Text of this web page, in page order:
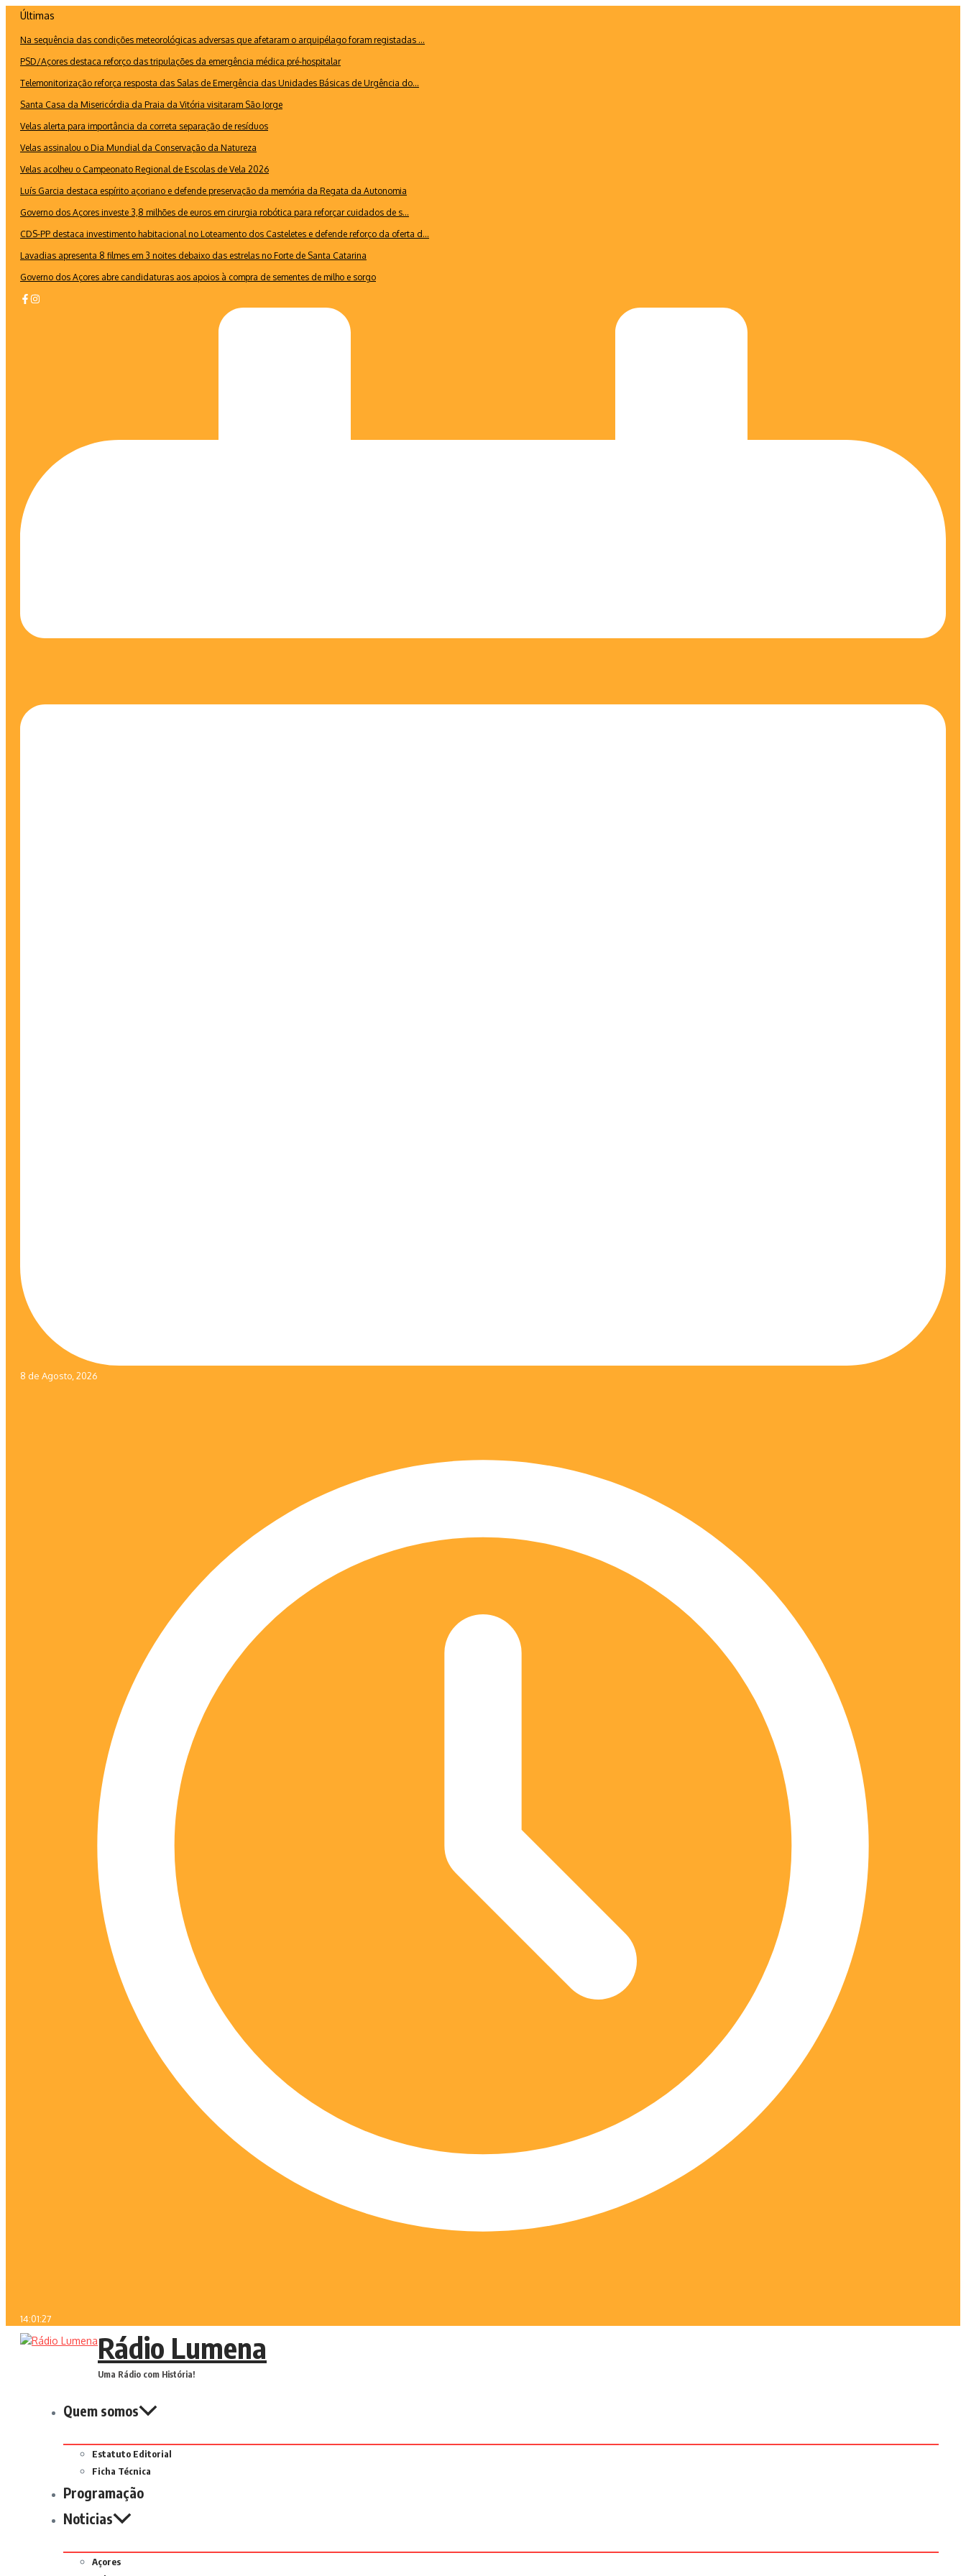
conteúdo
Últimas
Na sequência das condições meteorológicas adversas que afetaram o arquipélago foram registadas ...
PSD/Açores destaca reforço das tripulações da emergência médica pré-hospitalar
Telemonitorização reforça resposta das Salas de Emergência das Unidades Básicas de Urgência do...
Santa Casa da Misericórdia da Praia da Vitória visitaram São Jorge
Velas alerta para importância da correta separação de resíduos
Velas assinalou o Dia Mundial da Conservação da Natureza
Velas acolheu o Campeonato Regional de Escolas de Vela 2026
Luís Garcia destaca espírito açoriano e defende preservação da memória da Regata da Autonomia
Governo dos Açores investe 3,8 milhões de euros em cirurgia robótica para reforçar cuidados de s...
CDS-PP destaca investimento habitacional no Loteamento dos Casteletes e defende reforço da oferta d...
Lavadias apresenta 8 filmes em 3 noites debaixo das estrelas no Forte de Santa Catarina
Governo dos Açores abre candidaturas aos apoios à compra de sementes de milho e sorgo
8 de Agosto, 2026
14:01:27
Rádio Lumena
Uma Rádio com História!
Quem somos
Estatuto Editorial
Ficha Técnica
Programação
Noticias
Açores